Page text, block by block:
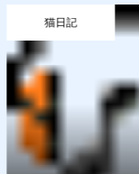
お問合せ
猫日記